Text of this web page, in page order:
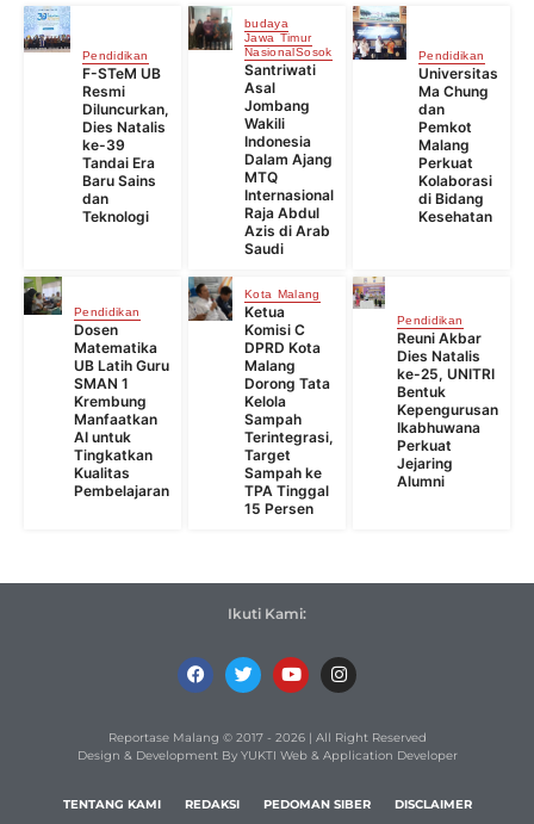
Pendidikan
F-STeM UB
Resmi
Diluncurkan,
Dies Natalis
ke-39
Tandai Era
Baru Sains
dan
Teknologi
budaya
Jawa Timur
NasionalSosok
Santriwati
Asal
Jombang
Wakili
Indonesia
Dalam Ajang
MTQ
Internasional
Raja Abdul
Azis di Arab
Saudi
Pendidikan
Universitas
Ma Chung
dan
Pemkot
Malang
Perkuat
Kolaborasi
di Bidang
Kesehatan
Pendidikan
Dosen
Matematika
UB Latih Guru
SMAN 1
Krembung
Manfaatkan
AI untuk
Tingkatkan
Kualitas
Pembelajaran
Kota Malang
Ketua
Komisi C
DPRD Kota
Malang
Dorong Tata
Kelola
Sampah
Terintegrasi,
Target
Sampah ke
TPA Tinggal
15 Persen
Pendidikan
Reuni Akbar
Dies Natalis
ke-25, UNITRI
Bentuk
Kepengurusan
Ikabhuwana
Perkuat
Jejaring
Alumni
Ikuti Kami:
Reportase Malang © 2017 - 2026 | All Right Reserved
Design & Development By YUKTI Web & Application Developer
TENTANG KAMI REDAKSI PEDOMAN SIBER DISCLAIMER